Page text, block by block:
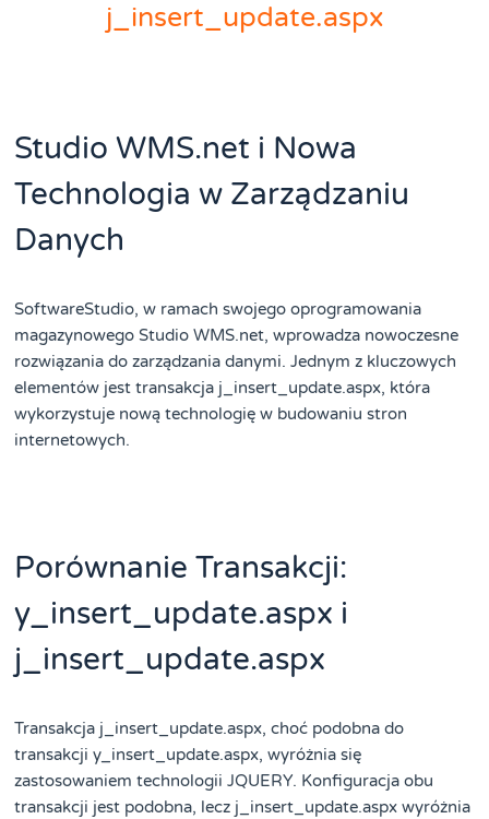
j_insert_update.aspx
Studio WMS.net i Nowa
Technologia w Zarządzaniu
Danych
SoftwareStudio, w ramach swojego oprogramowania
magazynowego Studio WMS.net, wprowadza nowoczesne
rozwiązania do zarządzania danymi. Jednym z kluczowych
elementów jest transakcja j_insert_update.aspx, która
wykorzystuje nową technologię w budowaniu stron
internetowych.
Porównanie Transakcji:
y_insert_update.aspx i
j_insert_update.aspx
Transakcja j_insert_update.aspx, choć podobna do
transakcji y_insert_update.aspx, wyróżnia się
zastosowaniem technologii JQUERY. Konfiguracja obu
transakcji jest podobna, lecz j_insert_update.aspx wyróżnia